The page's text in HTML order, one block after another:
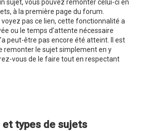
sujet, vous pouvez remonter celui-ci en
à la première page du forum.
pas ce lien, cette fonctionnalité a
ou le temps d’attente nécessaire
peut-être pas encore été atteint. Il est
remonter le sujet simplement en y
vous de le faire tout en respectant
et types de sujets